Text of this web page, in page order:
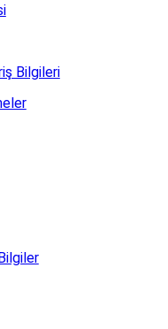
Bilgileri